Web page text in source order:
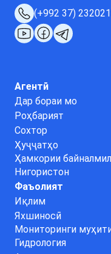
(+992 37)
Агентӣ
Дар бораи мо
Роҳбарият
Сохтор
Ҳуҷҷатҳо
Ҳамкории
Нигористон
Фаъолият
Иқлим
Яхшиносӣ
Мониторинги
Гидрология